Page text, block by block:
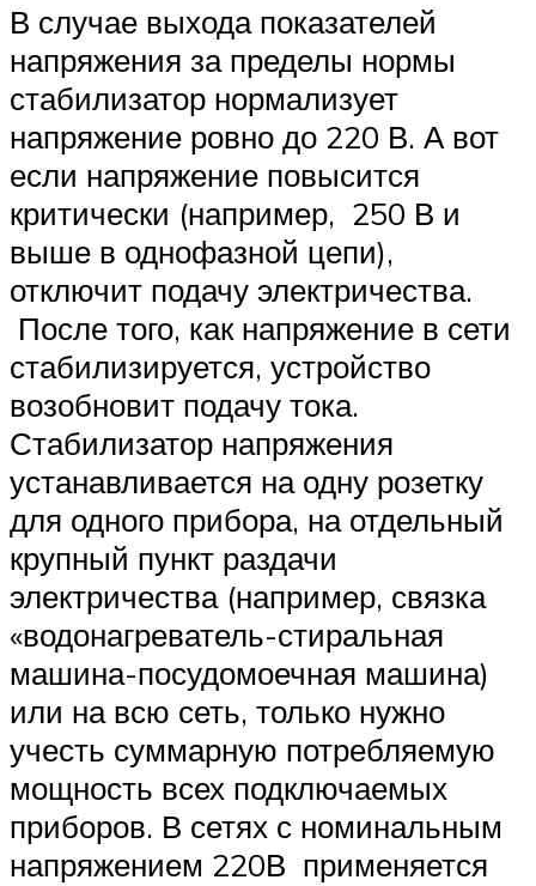
В случае выхода показателей
напряжения за пределы нормы
стабилизатор нормализует
напряжение ровно до 220 В. А вот
если напряжение повысится
критически (например, 250 В и
выше в однофазной цепи),
отключит подачу электричества.
После того, как напряжение в сети
стабилизируется, устройство
возобновит подачу тока.
Стабилизатор напряжения
устанавливается на одну розетку
для одного прибора, на отдельный
крупный пункт раздачи
электричества (например, связка
«водонагреватель-стиральная
машина-посудомоечная машина)
или на всю сеть, только нужно
учесть суммарную потребляемую
мощность всех подключаемых
приборов. В сетях с номинальным
напряжением 220В применяется